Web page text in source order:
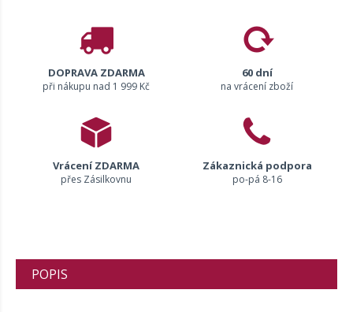
DOPRAVA ZDARMA
při nákupu nad 1 999 Kč
60 dní
na vrácení zboží
Vrácení ZDARMA
přes Zásilkovnu
Zákaznická podpora
po-pá 8-16
POPIS